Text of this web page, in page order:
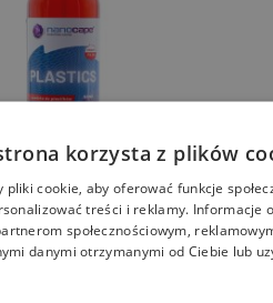
tworzyw sztucznych
korzysta z plików
pliki cookie, aby oferować funkcje
treści i reklamy. Informacje
społecznościowym,
danymi otrzymanymi od Ciebie lub